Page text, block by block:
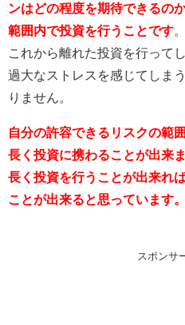
ンはどの程度を期待できるの
範囲内で投資を行うことです
これから離れた投資を行って
過大なストレスを感じてしま
りません。
自分の許容できるリスクの範
長く投資に携わることが出来ま
長く投資を行うことが出来れ
ことが出来ると思っています。
スポンサ